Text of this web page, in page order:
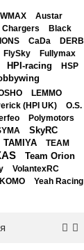
Austar
Chargers
Black
CaDa DERB
FlySky Fullymax
HPI-racing
HSP
LEMMO
(HPI UK)
O.S.
Polymotors
SkyRC
TAMIYA
TEAM
Team Orion
VolantexRC
Yeah Racing
трак Remo
Edition)